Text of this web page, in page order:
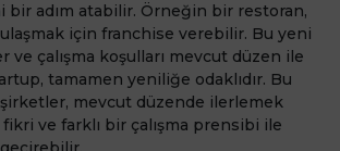
bir adım atabilir. Örneğin bir restoran,
için franchise verebilir. Bu yeni
ve çalışma koşulları mevcut düzen ile
tamamen yeniliğe odaklıdır. Bu
mevcut düzende ilerlemek
ve farklı bir çalışma prensibi ile